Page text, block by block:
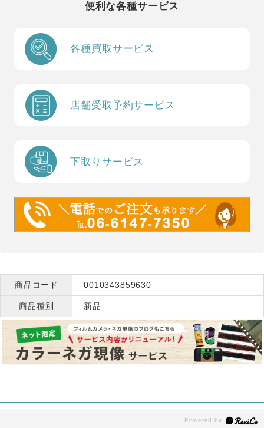
便利な各種サービス
各種買取サービス
店舗受取予約サービス
下取りサービス
商品コード 0010343859630
商品種別 新品